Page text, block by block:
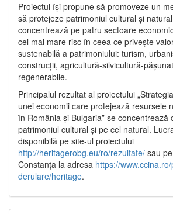
Proiectul își propune să promoveze un
să protejeze patrimoniul cultural și
concentrează pe patru sectoare
cel mai mare risc în ceea ce privește
sustenabilă a patrimoniului: turism,
construcții, agricultură-silvicultură-
regenerabile.
Principalul rezultat al proiectului
unei economii care protejează resursele
în România și Bulgaria” se concentrează
patrimoniul cultural și pe cel natural.
disponibilă pe site-ul proiectului
http://heritagerobg.eu/ro/rezultate/ sau
Constanța la adresa https://
derulare/heritage.